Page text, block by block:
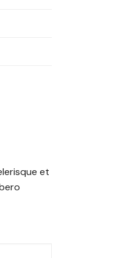
et